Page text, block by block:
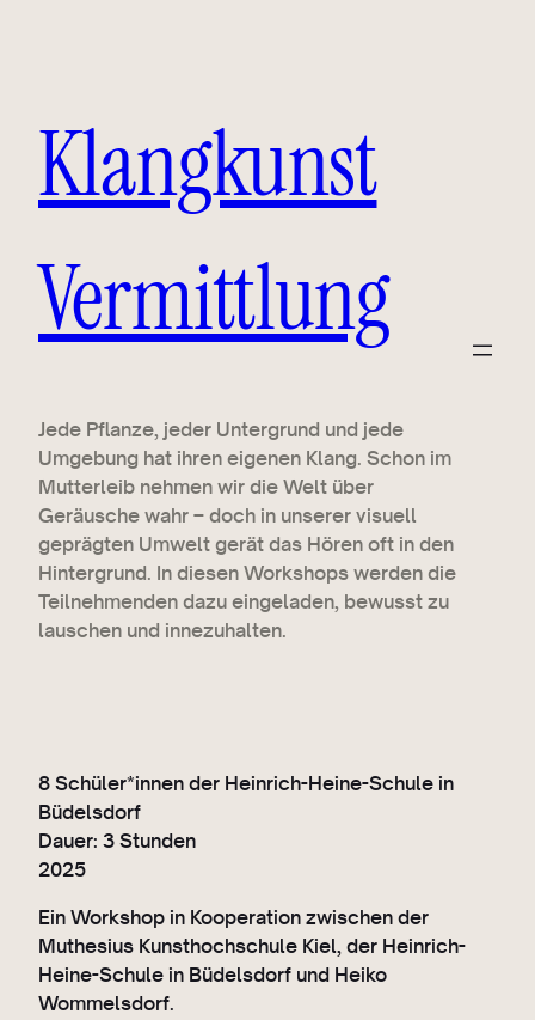
Klangkunst
Vermittlung
Jede Pflanze, jeder Untergrund und jede
Umgebung hat ihren eigenen Klang. Schon im
Mutterleib nehmen wir die Welt über
Geräusche wahr – doch in unserer visuell
geprägten Umwelt gerät das Hören oft in den
Hintergrund. In diesen Workshops werden die
Teilnehmenden dazu eingeladen, bewusst zu
lauschen und innezuhalten.
8 Schüler*innen der Heinrich-Heine-Schule in
Büdelsdorf
Dauer: 3 Stunden
2025
Ein Workshop in Kooperation zwischen der
Muthesius Kunsthochschule Kiel, der Heinrich-
Heine-Schule in Büdelsdorf und Heiko
Wommelsdorf.